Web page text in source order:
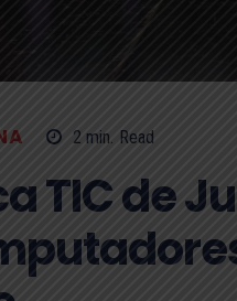
2 min. Read
TIC de